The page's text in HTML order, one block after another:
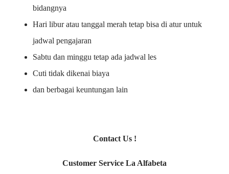
bidangnya
Hari libur atau tanggal merah tetap bisa di atur untuk
jadwal pengajaran
Sabtu dan minggu tetap ada jadwal les
Cuti tidak dikenai biaya
dan berbagai keuntungan lain
Contact Us !
Customer Service La Alfabeta